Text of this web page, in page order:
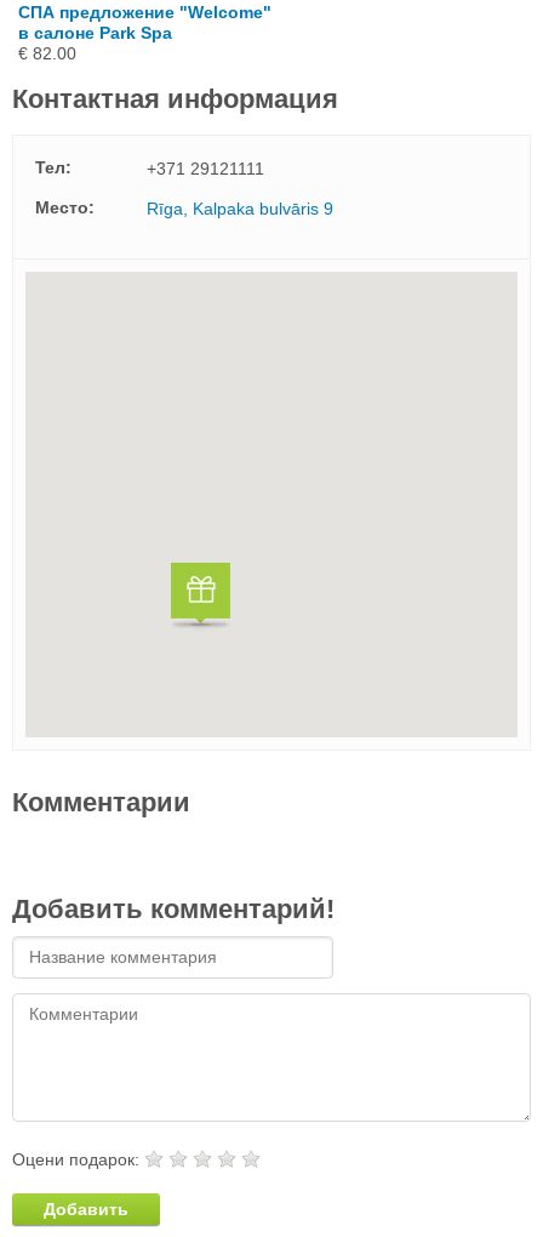
СПА предложение "Welcome"
в салоне Park Spa
€ 82.00
Контактная информация
Тел:
+371 29121111
Mесто:
Rīga, Kalpaka bulvāris 9
Комментарии
Добавить комментарий!
Оцени подарок:
Добавить